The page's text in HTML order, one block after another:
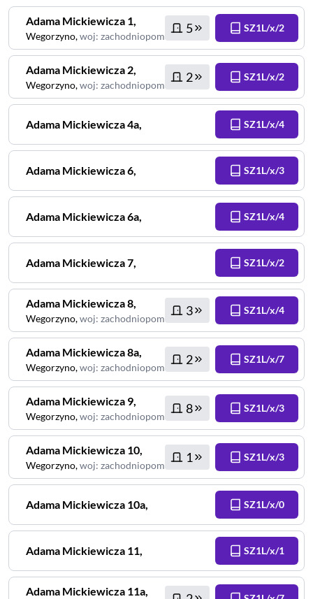
Adama Mickiewicza 1,
Wegorzyno,woj: zachodniopomorskie
5 SZ1L/x/2
Adama Mickiewicza 2,
Wegorzyno,woj: zachodniopomorskie
2 SZ1L/x/2
Adama Mickiewicza4a, SZ1L/x/4
Adama Mickiewicza6, SZ1L/x/3
Adama Mickiewicza6a, SZ1L/x/4
Adama Mickiewicza7, SZ1L/x/2
Adama Mickiewicza8,
Wegorzyno,woj: zachodniopomorskie
3 SZ1L/x/4
Adama Mickiewicza8a,
Wegorzyno,woj: zachodniopomorskie
2 SZ1L/x/7
Adama Mickiewicza 9,
Wegorzyno,woj: zachodniopomorskie
8 SZ1L/x/3
Adama Mickiewicza 10,
Wegorzyno,woj: zachodniopomorskie
1 SZ1L/x/3
Adama Mickiewicza 10a, SZ1L/x/0
Adama Mickiewicza 11, SZ1L/x/1
Adama Mickiewicza 11a,